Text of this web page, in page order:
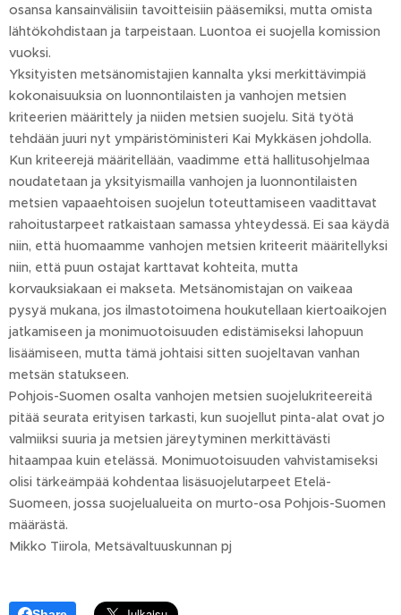
osansa kansainvälisiin tavoitteisiin pääsemiksi, mutta omista
lähtökohdistaan ja tarpeistaan. Luontoa ei suojella komission
vuoksi.
Yksityisten metsänomistajien kannalta yksi merkittävimpiä
kokonaisuuksia on luonnontilaisten ja vanhojen metsien
kriteerien määrittely ja niiden metsien suojelu. Sitä työtä
tehdään juuri nyt ympäristöministeri Kai Mykkäsen johdolla.
Kun kriteerejä määritellään, vaadimme että hallitusohjelmaa
noudatetaan ja yksityismailla vanhojen ja luonnontilaisten
metsien vapaaehtoisen suojelun toteuttamiseen vaadittavat
rahoitustarpeet ratkaistaan samassa yhteydessä. Ei saa käydä
niin, että huomaamme vanhojen metsien kriteerit määritellyksi
niin, että puun ostajat karttavat kohteita, mutta
korvauksiakaan ei makseta. Metsänomistajan on vaikeaa
pysyä mukana, jos ilmastotoimena houkutellaan kiertoaikojen
jatkamiseen ja monimuotoisuuden edistämiseksi lahopuun
lisäämiseen, mutta tämä johtaisi sitten suojeltavan vanhan
metsän statukseen.
Pohjois-Suomen osalta vanhojen metsien suojelukriteereitä
pitää seurata erityisen tarkasti, kun suojellut pinta-alat ovat jo
valmiiksi suuria ja metsien järeytyminen merkittävästi
hitaampaa kuin etelässä. Monimuotoisuuden vahvistamiseksi
olisi tärkeämpää kohdentaa lisäsuojelutarpeet Etelä-
Suomeen, jossa suojelualueita on murto-osa Pohjois-Suomen
määrästä.
Mikko Tiirola, Metsävaltuuskunnan pj